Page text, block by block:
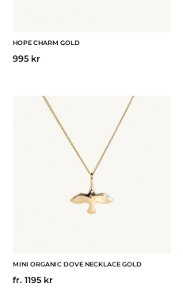
HOPE CHARM GOLD
995 kr
MINI ORGANIC DOVE NECKLACE GOLD
fr. 1195 kr